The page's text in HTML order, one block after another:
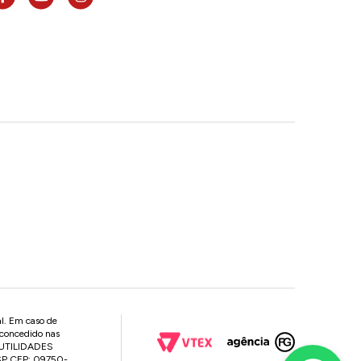
Em caso de
nas